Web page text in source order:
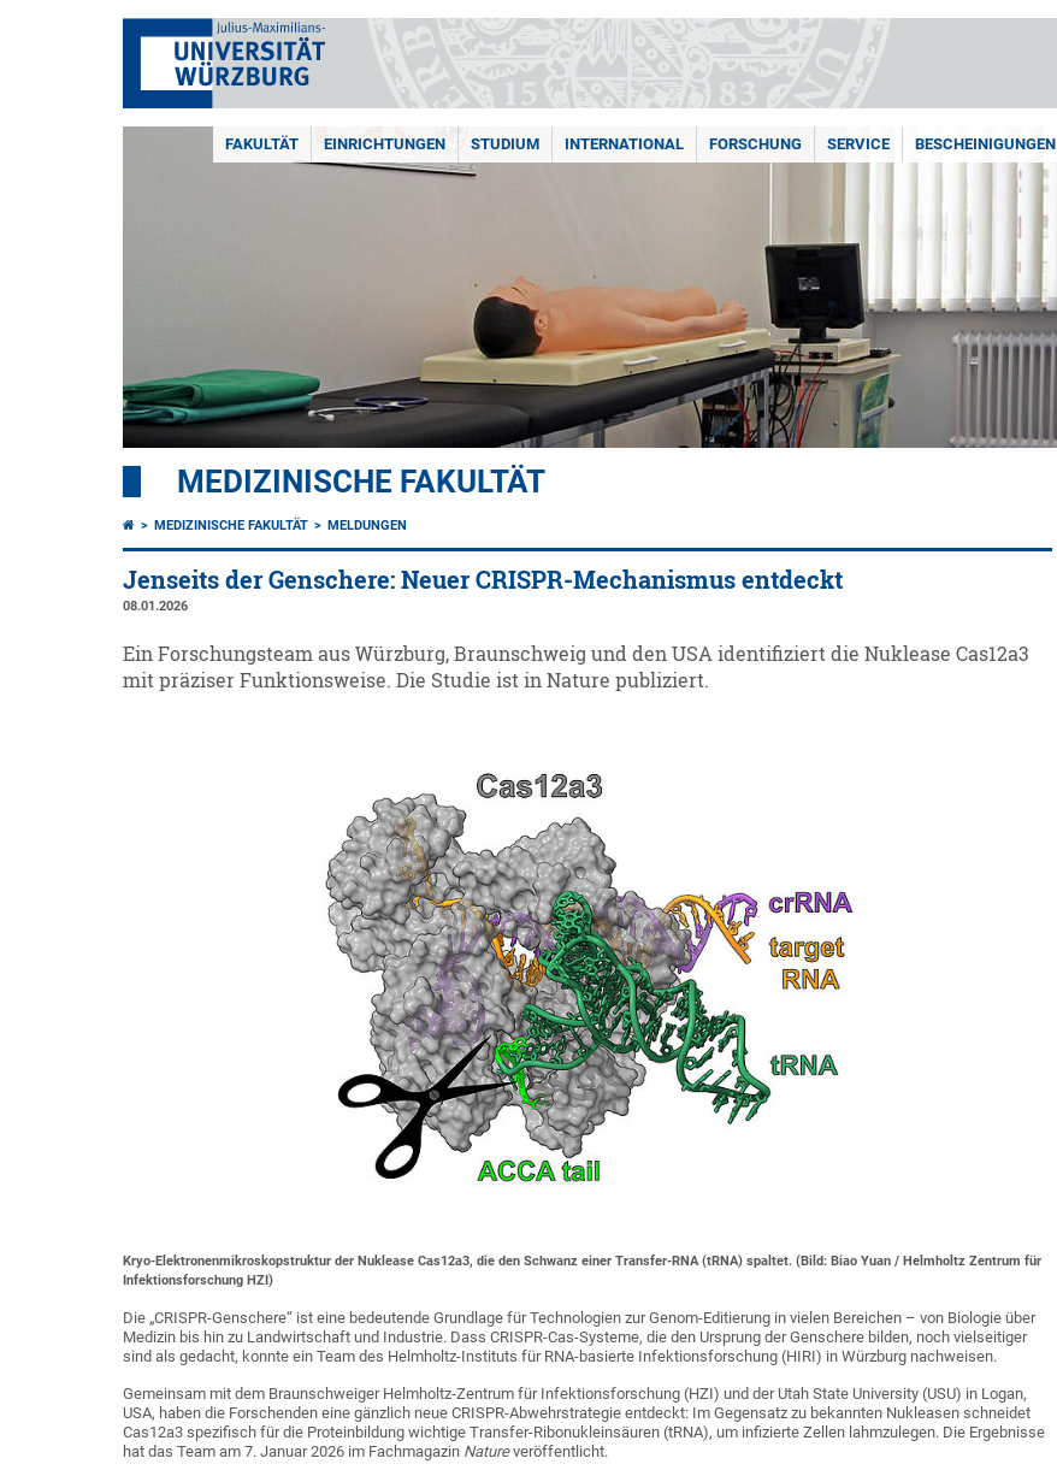
FAKULTÄT EINRICHTUNGEN STUDIUM INTERNATIONAL FORSCHUNG SERVICE BESCHEINIGUNGEN
MEDIZINISCHE FAKULTÄT
MEDIZINISCHE FAKULTÄT MELDUNGEN
Jenseits der Genschere: Neuer CRISPR-Mechanismus entdeckt
08.01.2026
Ein Forschungsteam aus Würzburg, Braunschweig und den USA identifiziert die Nuklease Cas12a3
mit präziser Funktionsweise. Die Studie ist in Nature publiziert.
Kryo-Elektronenmikroskopstruktur der Nuklease Cas12a3, die den Schwanz einer Transfer-RNA (tRNA) spaltet. (Bild: Biao Yuan / Helmholtz Zentrum für
Infektionsforschung HZI)
Die „CRISPR-Genschere“ ist eine bedeutende Grundlage für Technologien zur Genom-Editierung in vielen Bereichen – von Biologie über
Medizin bis hin zu Landwirtschaft und Industrie. Dass CRISPR-Cas-Systeme, die den Ursprung der Genschere bilden, noch vielseitiger
sind als gedacht, konnte ein Team des Helmholtz-Instituts für RNA-basierte Infektionsforschung (HIRI) in Würzburg nachweisen.
Gemeinsam mit dem Braunschweiger Helmholtz-Zentrum für Infektionsforschung (HZI) und der Utah State University (USU) in Logan,
USA, haben die Forschenden eine gänzlich neue CRISPR-Abwehrstrategie entdeckt: Im Gegensatz zu bekannten Nukleasen schneidet
Cas12a3 spezifisch für die Proteinbildung wichtige Transfer-Ribonukleinsäuren (tRNA), um infizierte Zellen lahmzulegen. Die Ergebnisse
hat das Team am 7. Januar 2026 im Fachmagazin Natureveröffentlicht.